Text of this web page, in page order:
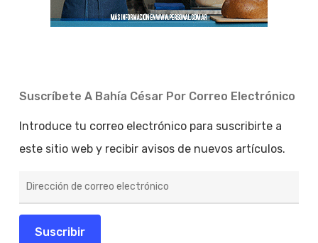
Suscríbete A Bahía César Por Correo Electrónico
Introduce tu correo electrónico para suscribirte a
este sitio web y recibir avisos de nuevos artículos.
de
electrónico
Suscribir